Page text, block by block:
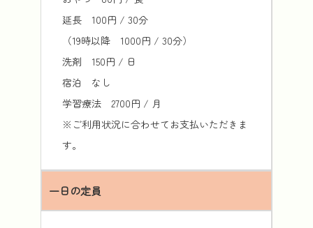
延長 100円 / 30分
（19時以降 1000円 / 30分）
洗剤 150円 / 日
宿泊 なし
学習療法 2700円 / 月
※ご利用状況に合わせてお支払いただきま
す。
一日の定員